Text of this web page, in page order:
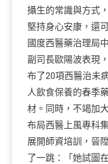
攝生的常識與方式
堅持身心安康，還
國度西醫藥治理局
副司長歐陽波表現
布了20項西醫治未
人飲食保養的春季
材。同時，不竭加
布局西醫上風專科
展開師資培訓，晉
了一跳：「她試圖